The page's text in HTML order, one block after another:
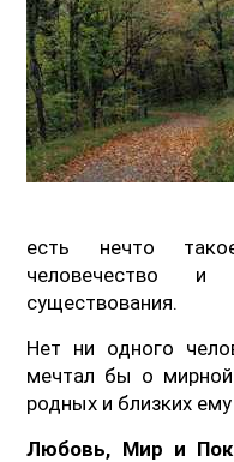
есть нечто
человечество и
существования.
Нет ни одного
мечтал бы о
родных и близких
Любовь, Мир и